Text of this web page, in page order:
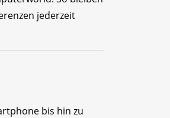
jederzeit
bis hin zu